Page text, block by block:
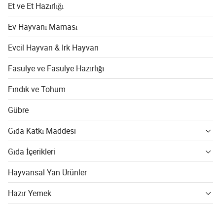
Et ve Et Hazırlığı
Ev Hayvanı Maması
Evcil Hayvan & Irk Hayvan
Fasulye ve Fasulye Hazırlığı
Fındık ve Tohum
Gübre
Gıda Katkı Maddesi
Gıda İçerikleri
Hayvansal Yan Ürünler
Hazır Yemek